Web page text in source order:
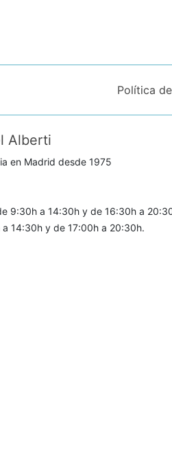
Política
Alberti
en Madrid desde 1975
9:30h a 14:30h y de 16:30h a
14:30h y de 17:00h a 20:30h.